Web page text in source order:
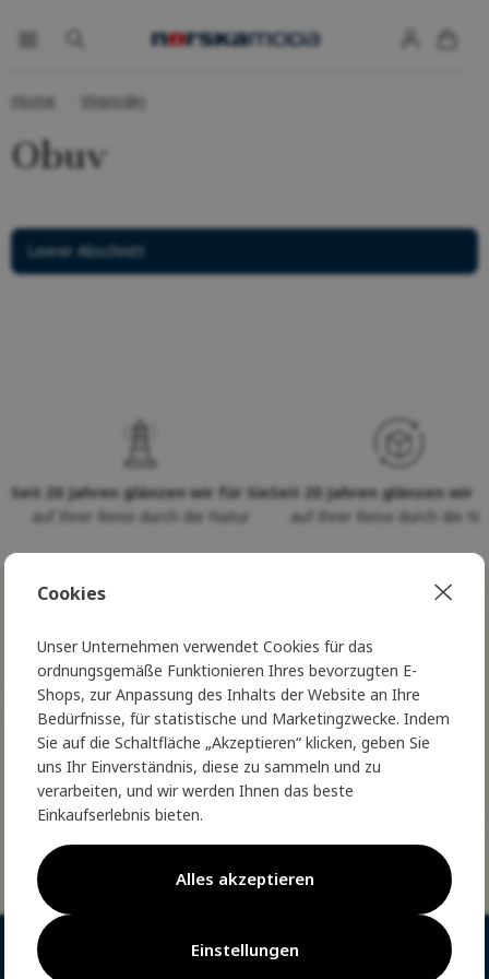
Home Výprodej
Obuv
Leerer Abschnitt
Seit 20 Jahren glänzen wir für Sie
auf Ihrer Reise durch die Natur
Seit 20 Jahren glänzen wir
auf Ihrer Reise durch die
ve Vaší schránce
Treten Sie dem Nordic Club bei und
erleben Sie wahren norwegischen Luxus
- exklusive Vorteile erwarten Sie
SENDEN
NORWEGISCHE MODE
Cookies
Unser Unternehmen verwendet Cookies für das
ordnungsgemäße Funktionieren Ihres bevorzugten E-
Shops, zur Anpassung des Inhalts der Website an Ihre
Bedürfnisse, für statistische und Marketingzwecke. Indem
Sie auf die Schaltfläche „Akzeptieren“ klicken, geben Sie
uns Ihr Einverständnis, diese zu sammeln und zu
verarbeiten, und wir werden Ihnen das beste
Einkaufserlebnis bieten.
Einstellungen
Alles akzeptieren